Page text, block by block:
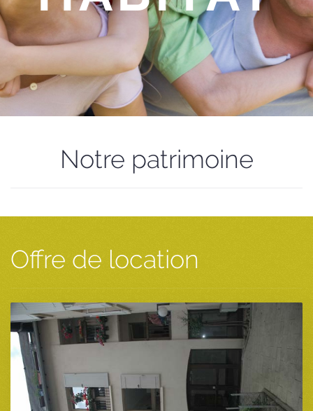
Notre patrimoine
Offre de location